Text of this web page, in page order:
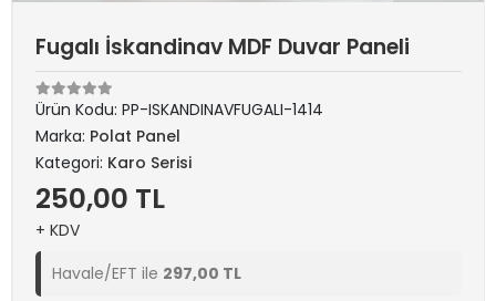
Fugalı İskandinav MDF Duvar Paneli
Ürün Kodu: PP-ISKANDINAVFUGALI-1414
Marka: Polat Panel
Kategori: Karo Serisi
250,00 TL
+ KDV
Havale/EFT ile 297,00 TL